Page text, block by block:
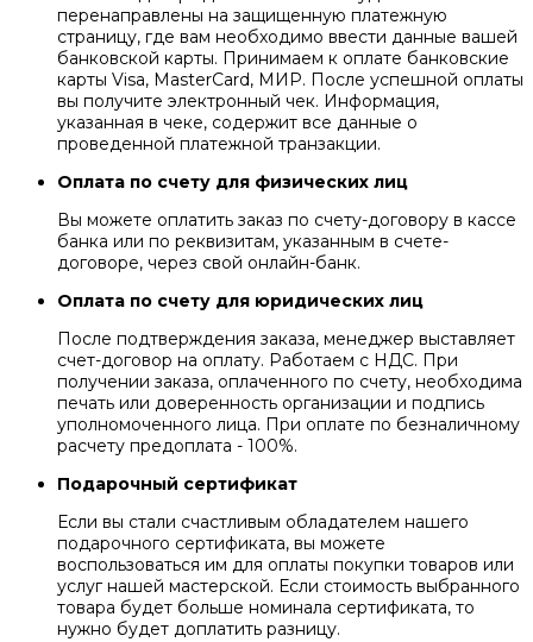
перенаправлены на защищенную платежную
страницу, где вам необходимо ввести данные вашей
банковской карты. Принимаем к оплате банковские
карты Visa, MasterCard, МИР. После успешной оплаты
вы получите электронный чек. Информация,
указанная в чеке, содержит все данные о
проведенной платежной транзакции.
Оплата по счету для физических лиц
Вы можете оплатить заказ по счету-договору в кассе
банка или по реквизитам, указанным в счете-
договоре, через свой онлайн-банк.
Оплата по счету для юридических лиц
После подтверждения заказа, менеджер выставляет
счет-договор на оплату. Работаем с НДС. При
получении заказа, оплаченного по счету, необходима
печать или доверенность организации и подпись
уполномоченного лица. При оплате по безналичному
расчету предоплата - 100%.
Подарочный сертификат
Если вы стали счастливым обладателем нашего
подарочного сертификата, вы можете
воспользоваться им для оплаты покупки товаров или
услуг нашей мастерской. Если стоимость выбранного
товара будет больше номинала сертификата, то
нужно будет доплатить разницу.